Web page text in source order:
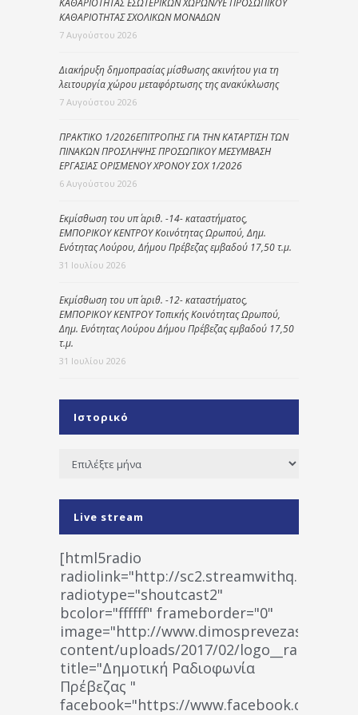
ΚΑΘΑΡΙΟΤΗΤΑΣ ΣΧΟΛΙΚΩΝ ΜΟΝΑΔΩΝ
7 Αυγούστου 2026
Διακήρυξη δημοπρασίας μίσθωσης ακινήτου για τη
λειτουργία χώρου μεταφόρτωσης της ανακύκλωσης
7 Αυγούστου 2026
ΠΡΑΚΤΙΚΟ 1/2026ΕΠΙΤΡΟΠΗΣ ΓΙΑ ΤΗΝ ΚΑΤΑΡΤΙΣΗ ΤΩΝ
ΠΙΝΑΚΩΝ ΠΡΟΣΛΗΨΗΣ ΠΡΟΣΩΠΙΚΟΥ ΜΕΣΥΜΒΑΣΗ
ΕΡΓΑΣΙΑΣ ΟΡΙΣΜΕΝΟΥ ΧΡΟΝΟΥ ΣΟΧ 1/2026
6 Αυγούστου 2026
Εκμίσθωση του υπ΄ αριθ. -14- καταστήματος,
ΕΜΠΟΡΙΚΟΥ ΚΕΝΤΡΟΥ Κοινότητας Ωρωπού, Δημ.
Ενότητας Λούρου, Δήμου Πρέβεζας εμβαδού 17,50 τ.μ.
31 Ιουλίου 2026
Εκμίσθωση του υπ΄ αριθ. -12- καταστήματος,
ΕΜΠΟΡΙΚΟΥ ΚΕΝΤΡΟΥ Τοπικής Κοινότητας Ωρωπού,
Δημ. Ενότητας Λούρου Δήμου Πρέβεζας εμβαδού 17,50
τ.μ.
31 Ιουλίου 2026
Ιστορικό
Ιστορικό
Live stream
[html5radio
radiolink="http://
radiotype="shoutcast2"
bcolor="ffffff" frameborder="0"
image="http://www.dimosprevezas.gr/wp-
content/uploads/2017/02/
title="Δημοτική Ραδιοφωνία
Πρέβεζας "
facebook="https://www.facebook.com/